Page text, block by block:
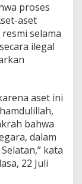
proses
aset
selama
ilegal
aset ini
bahwa
dalam
kata
22 Juli